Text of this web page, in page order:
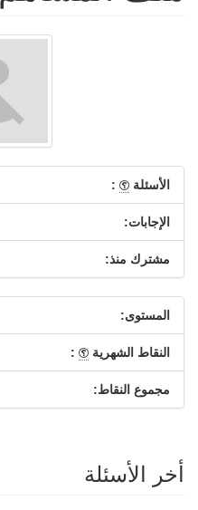
الأسئلة :
الإجابات:
مشترك منذ:
المستوى:
النقاط الشهرية :
مجموع النقاط:
أخر الأسئلة